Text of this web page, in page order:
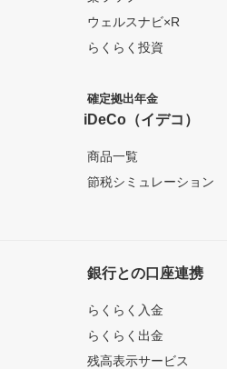
ウェルスナビ×R
らくらく投資
確定拠出年金
iDeCo（イデコ）
商品一覧
節税シミュレーション
銀行との口座連携
らくらく入金
らくらく出金
残高表示サービス